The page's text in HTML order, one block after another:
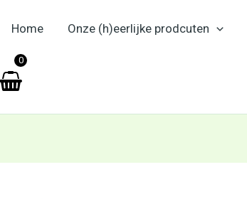
Home Onze (h)eerlijke prodcuten
0